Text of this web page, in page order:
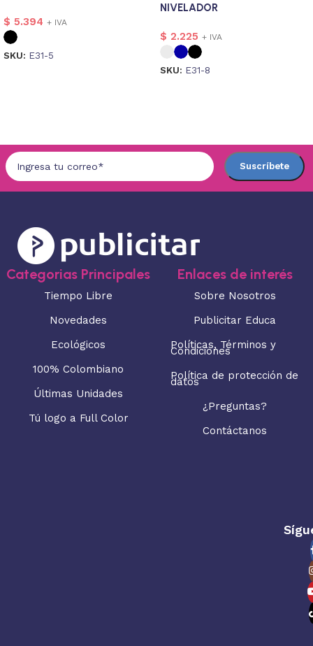
$ 5.394 + IVA
SKU: E31-5
NIVELADOR
$ 2.225 + IVA
SKU: E31-8
Categorias Principales
Tiempo Libre
Novedades
Ecológicos
100% Colombiano
Últimas Unidades
Tú logo a Full Color
Enlaces de interés
Sobre Nosotros
Publicitar Educa
Políticas, Términos y
Condiciones
Política de protección de
datos
¿Preguntas?
Contáctanos